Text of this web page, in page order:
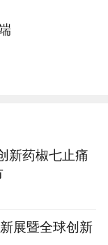
新药椒七止痛
展暨全球创新